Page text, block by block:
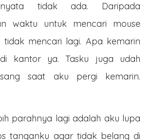
tidak ada. Daripada
waktu untuk mencari mouse
tidak mencari lagi. Apa kemarin
kantor ya. Tasku juga udah
saat aku pergi kemarin.
parahnya lagi adalah aku lupa
tanganku agar tidak belang di